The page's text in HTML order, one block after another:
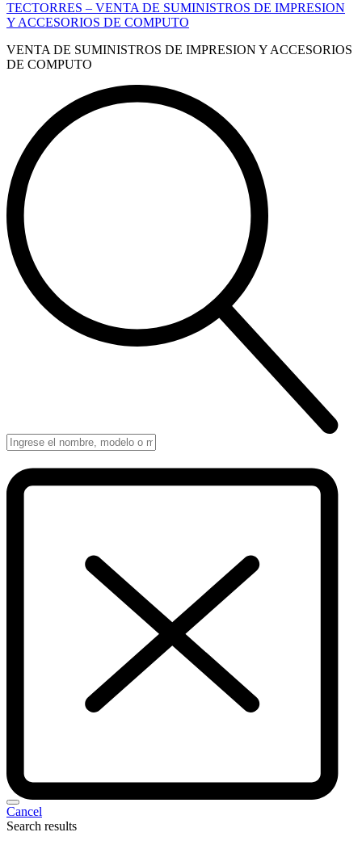
TECTORRES – VENTA DE SUMINISTROS DE IMPRESION
Y ACCESORIOS DE COMPUTO
VENTA DE SUMINISTROS DE IMPRESION Y ACCESORIOS
DE COMPUTO
Cancel
Search results